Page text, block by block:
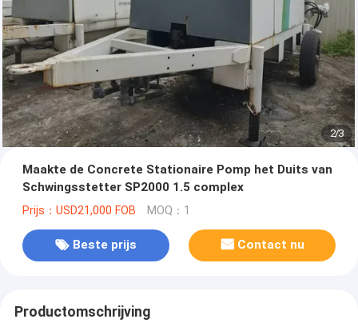
2/3
Maakte de Concrete Stationaire Pomp het Duits van
Schwingsstetter SP2000 1.5 complex
Prijs：USD21,000 FOB MOQ：1
Beste prijs Contact nu
Productomschrijving